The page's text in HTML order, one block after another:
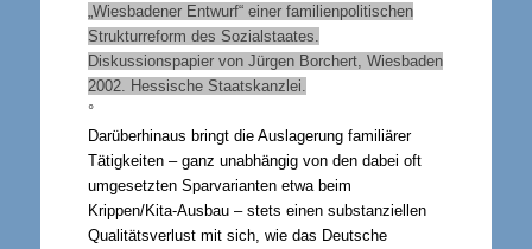
„Wiesbadener Entwurf“ einer familienpolitischen
Strukturreform des Sozialstaates.
Diskussionspapier von Jürgen Borchert, Wiesbaden
2002. Hessische Staatskanzlei.
°
Darüberhinaus bringt die Auslagerung familiärer
Tätigkeiten – ganz unabhängig von den dabei oft
umgesetzten Sparvarianten etwa beim
Krippen/Kita-Ausbau – stets einen substanziellen
Qualitätsverlust mit sich, wie das Deutsche